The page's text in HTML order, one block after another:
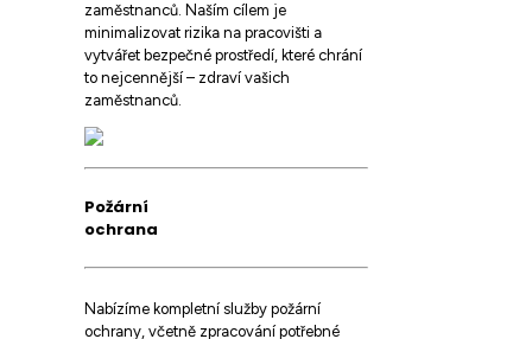
zaměstnanců. Naším cílem je
minimalizovat rizika na pracovišti a
vytvářet bezpečné prostředí, které chrání
to nejcennější – zdraví vašich
zaměstnanců.
Požární
ochrana
Nabízíme kompletní služby požární
ochrany, včetně zpracování potřebné